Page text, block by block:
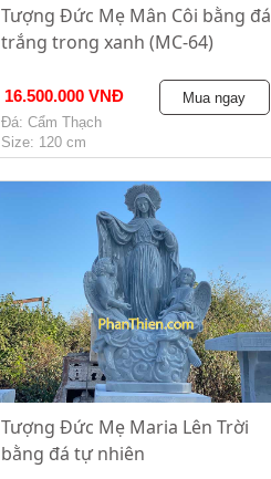
Tượng Đức Mẹ Mân Côi bằng đá
trắng trong xanh (MC-64)
16.500.000 VNĐ
Đá: Cẩm Thạch
Size: 120 cm
Mua ngay
Tượng Đức Mẹ Maria Lên Trời
bằng đá tự nhiên